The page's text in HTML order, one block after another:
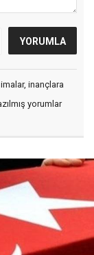
inançlara
yorumlar